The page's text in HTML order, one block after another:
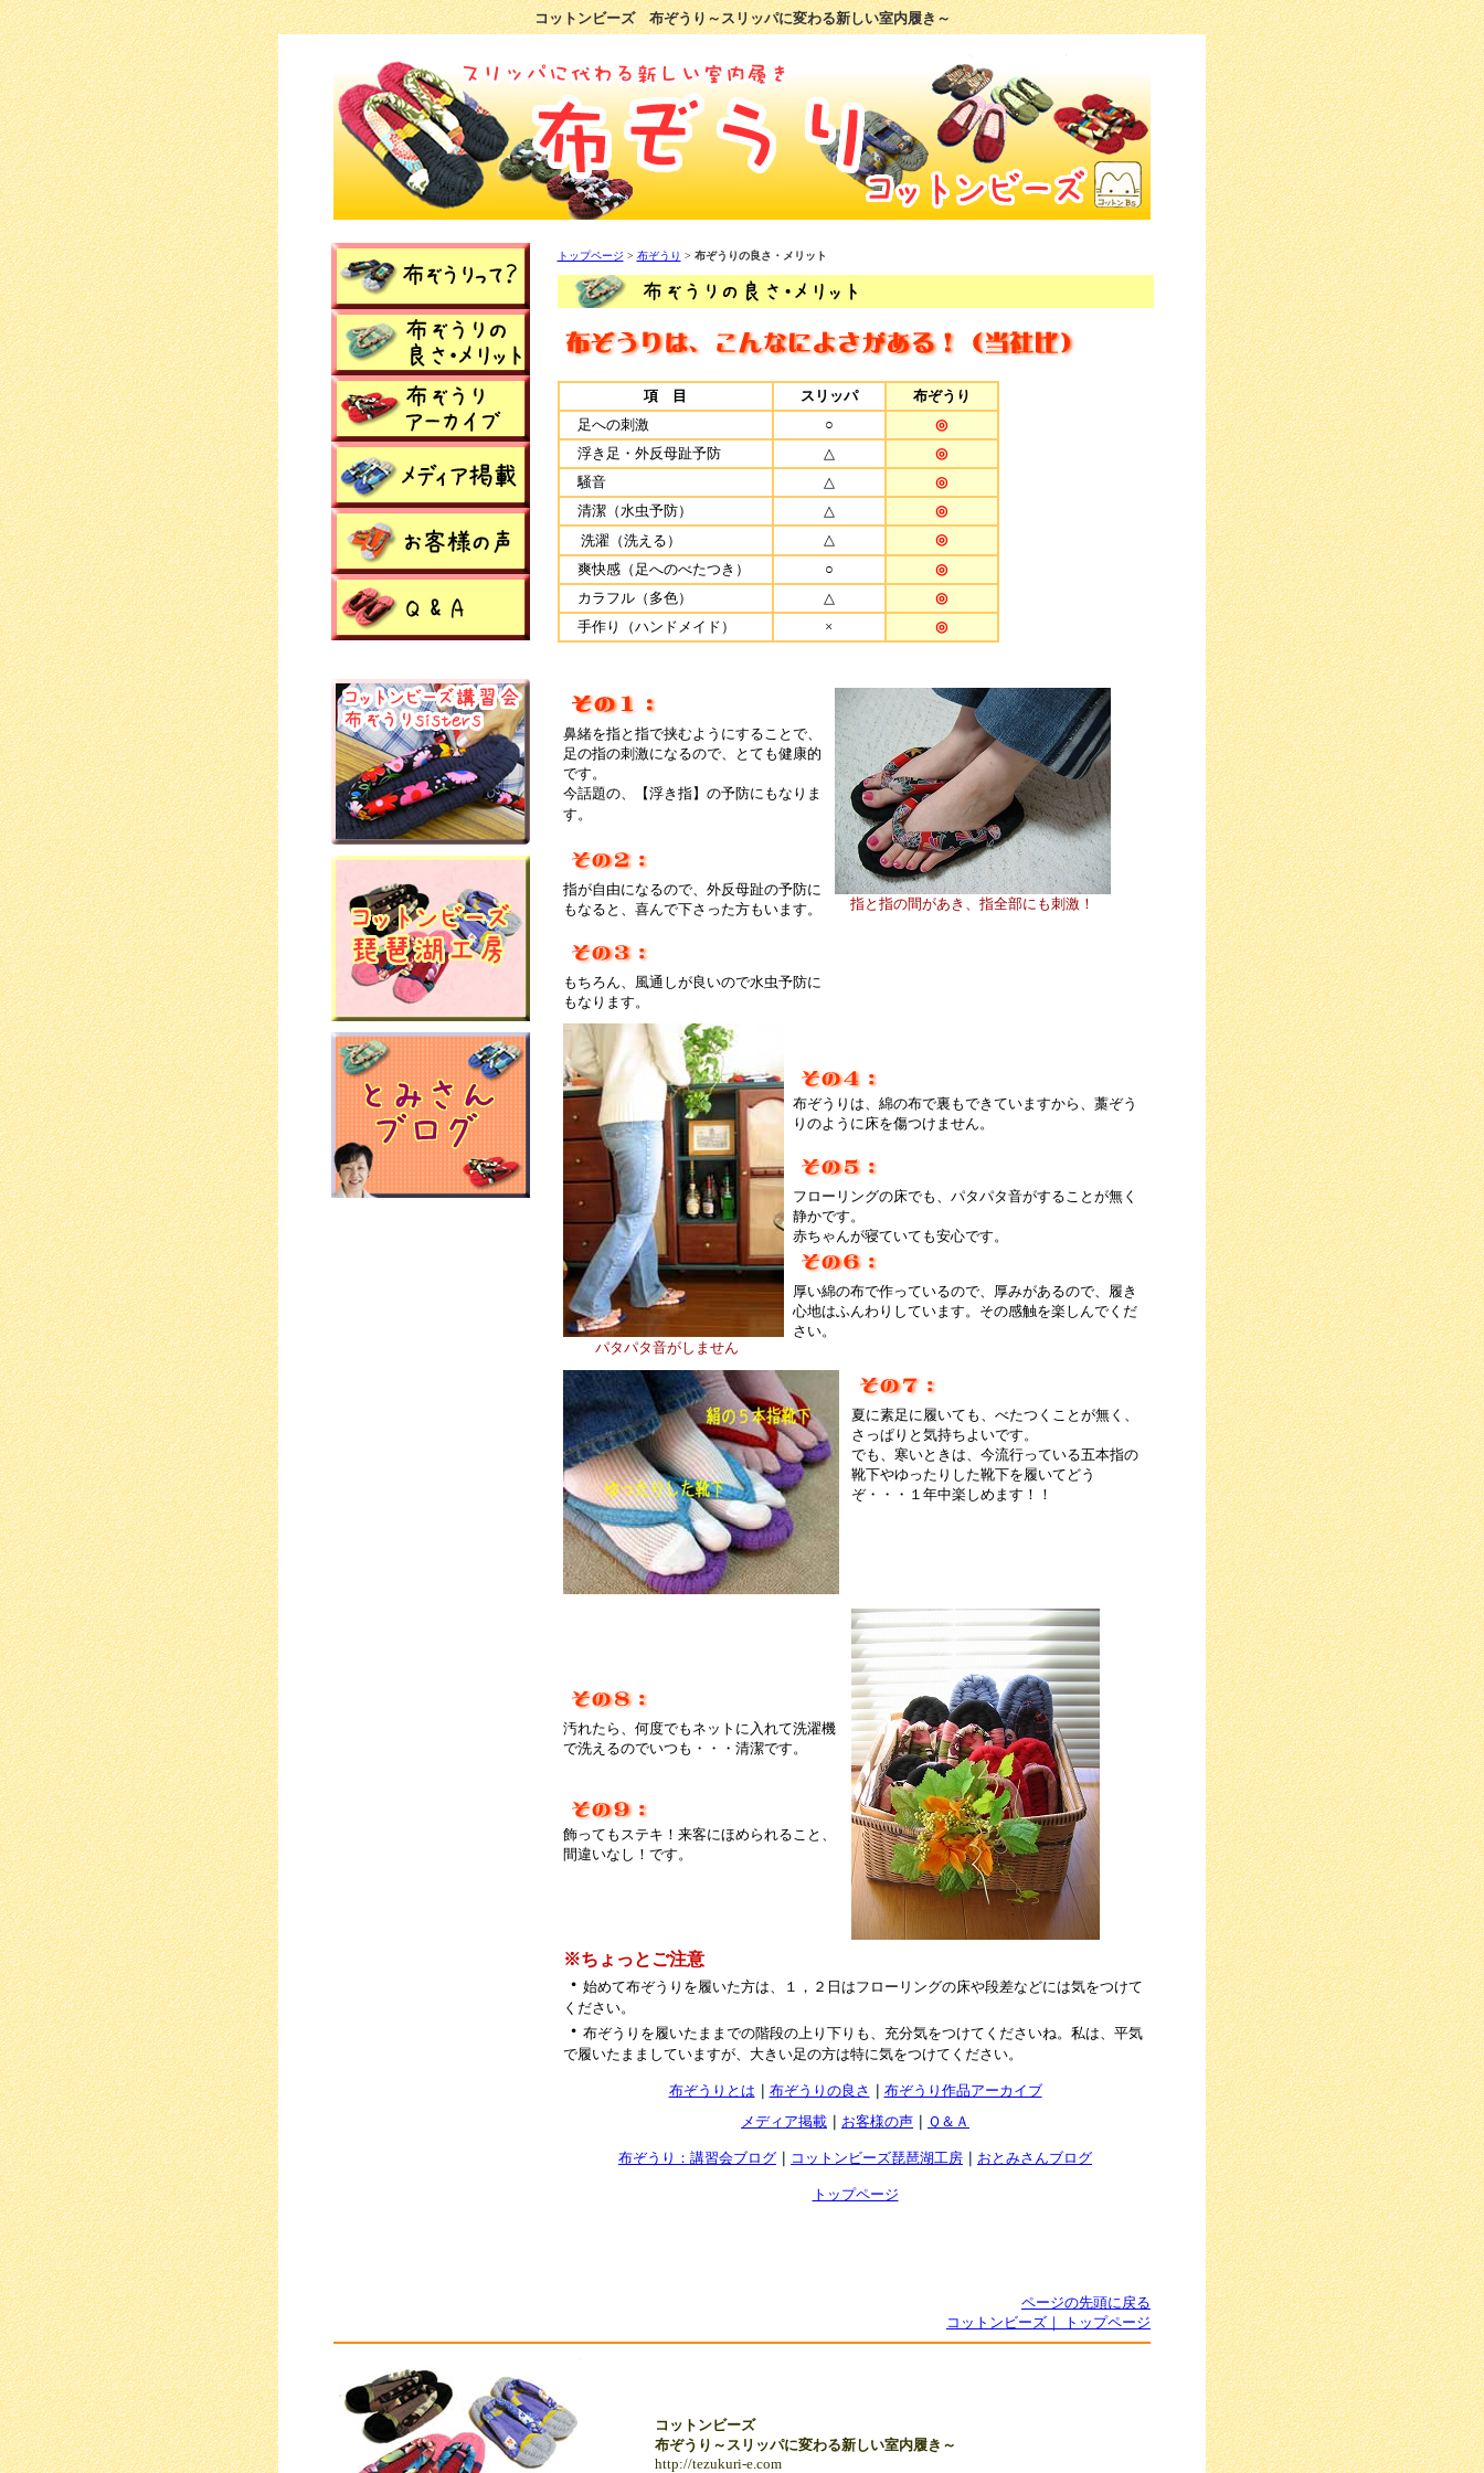
コットンビーズ 布ぞうり～スリッパに変わる新しい室内履き～
トップページ > 布ぞうり > 布ぞうりの良さ・メリット
項 目 スリッパ
布ぞうり
足への刺激
○
◎
浮き足・外反母趾予防
△
◎
騒音
△
◎
清潔（水虫予防）
△
◎
洗濯（洗える）
△
◎
爽快感（足へのべたつき）
○
◎
カラフル（多色）
△
◎
手作り（ハンドメイド）
× ◎
鼻緒を指と指で挟むようにすることで、
足の指の刺激になるので、とても健康的
です。
今話題の、【浮き指】の予防にもなりま
す。
指が自由になるので、外反母趾の予防に
もなると、喜んで下さった方もいます。
もちろん、風通しが良いので水虫予防に
もなります。
指と指の間があき、指全部にも刺激！
パタパタ音がしません
布ぞうりは、綿の布で裏もできていますから、藁ぞう
りのように床を傷つけません。
フローリングの床でも、パタパタ音がすることが無く
静かです。
赤ちゃんが寝ていても安心です。
厚い綿の布で作っているので、厚みがあるので、履き
心地はふんわりしています。その感触を楽しんでくだ
さい。
夏に素足に履いても、べたつくことが無く、
さっぱりと気持ちよいです。
でも、寒いときは、今流行っている五本指の
靴下やゆったりした靴下を履いてどう
ぞ・・・１年中楽しめます！！
汚れたら、何度でもネットに入れて洗濯機
で洗えるのでいつも・・・清潔です。
飾ってもステキ！来客にほめられること、
間違いなし！です。
※ちょっとご注意
・ 始めて布ぞうりを履いた方は、１，２日はフローリングの床や段差などには気をつけて
ください。
・ 布ぞうりを履いたままでの階段の上り下りも、充分気をつけてくださいね。私は、平気
で履いたまましていますが、大きい足の方は特に気をつけてください。
布ぞうりとは 布ぞうりの良さ
布ぞうり作品アーカイブ
メディア掲載
お客様の声 Ｑ＆Ａ
布ぞうり：講習会ブログ コットンビーズ琵琶湖工房 おとみさんブログ
トップページ
ページの先頭に戻る
コットンビーズ｜ トップページ
コットンビーズ
布ぞうり～スリッパに変わる新しい室内履き～
http://tezukuri-e.com